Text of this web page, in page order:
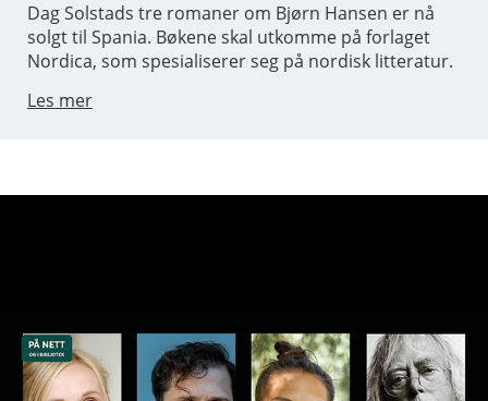
Dag Solstads tre romaner om Bjørn Hansen er nå
solgt til Spania. Bøkene skal utkomme på forlaget
Nordica, som spesialiserer seg på nordisk litteratur.
Les mer